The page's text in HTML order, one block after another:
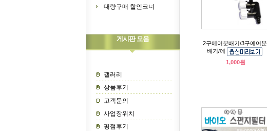
대량구매 할인코너
게시판 모음
갤러리
상품후기
고객문의
사업장위치
평점후기
2구에어분배기/3구에어분
배기/에
1,000원